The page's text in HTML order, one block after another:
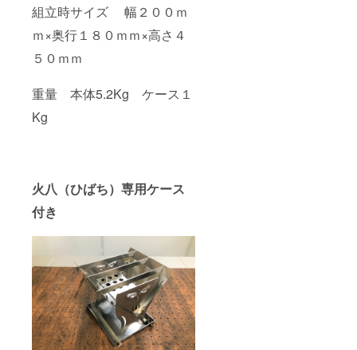
組立時サイズ 幅２００ｍ
ｍ×奥行１８０ｍｍ×高さ４
５０ｍｍ
重量 本体5.2Kg ケース１
Kg
火八（ひばち）専用ケース
付き